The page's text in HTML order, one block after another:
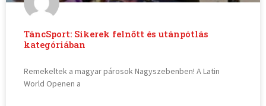
TáncSport: Sikerek felnőtt és utánpótlás
kategóriában
Remekeltek a magyar párosok Nagyszebenben! A Latin
World Openen a